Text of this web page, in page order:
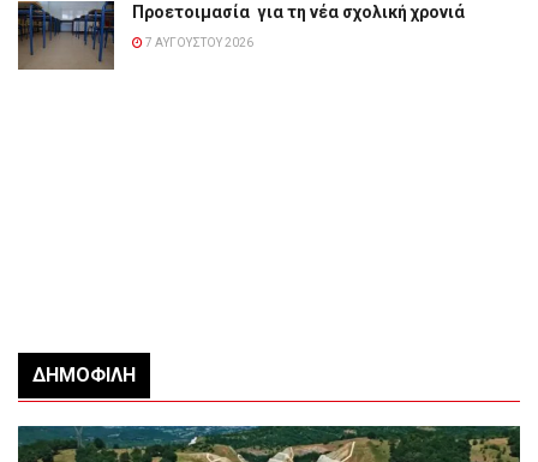
Προετοιμασία για τη νέα σχολική χρονιά
7 ΑΥΓΟΎΣΤΟΥ 2026
ΔΗΜΟΦΙΛΉ